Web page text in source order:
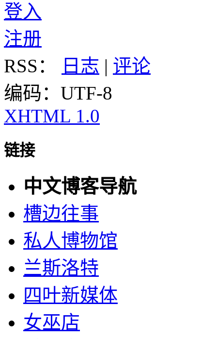
登入
注册
RSS：
日志 | 评论
编码：UTF-8
XHTML 1.0
链接
中文博客导航
槽边往事
私人博物馆
兰斯洛特
四叶新媒体
女巫店